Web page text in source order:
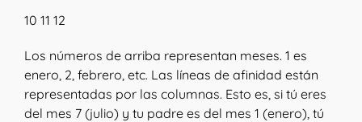
10 11 12
Los números de arriba representan meses. 1 es
enero, 2, febrero, etc. Las líneas de afinidad están
representadas por las columnas. Esto es, si tú eres
del mes 7 (julio) y tu padre es del mes 1 (enero), tú